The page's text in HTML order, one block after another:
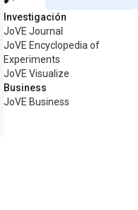
Investigación
JoVE Journal
JoVE Encyclopedia of
Experiments
JoVE Visualize
Business
JoVE Business